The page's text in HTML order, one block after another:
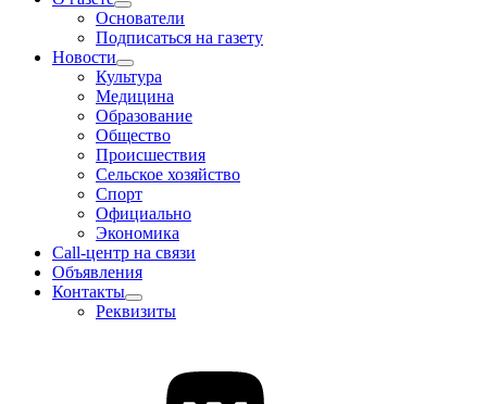
Основатели
Подписаться на газету
Новости
Культура
Медицина
Образование
Общество
Происшествия
Сельское хозяйство
Спорт
Официально
Экономика
Call-центр на связи
Объявления
Контакты
Реквизиты